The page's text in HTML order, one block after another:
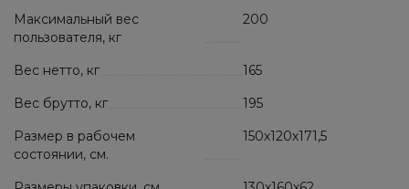
Максимальный вес
пользователя, кг
200
Вес нетто, кг
165
Вес брутто, кг
195
Размер в рабочем
состоянии, см.
150х120х171,5